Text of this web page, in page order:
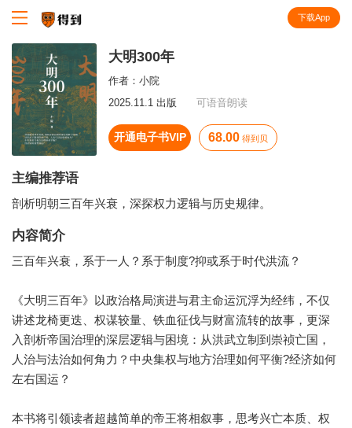
下载App
大明300年
作者： 小院
2025.11.1 出版
可语音朗读
开通电子书VIP 68.00 得到贝
主编推荐语
剖析明朝三百年兴衰，深探权力逻辑与历史规律。
内容简介
三百年兴衰，系于一人？系于制度?抑或系于时代洪流？
《大明三百年》以政治格局演进与君主命运沉浮为经纬，不仅
讲述龙椅更迭、权谋较量、铁血征伐与财富流转的故事，更深
入剖析帝国治理的深层逻辑与困境：从洪武立制到崇祯亡国，
人治与法治如何角力？中央集权与地方治理如何平衡?经济如何
左右国运？
本书将引领读者超越简单的帝王将相叙事，思考兴亡本质、权